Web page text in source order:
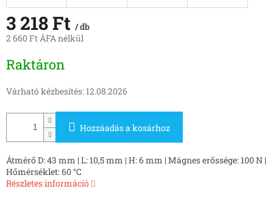
3 218 Ft / db
2 660 Ft ÁFA nélkül
Raktáron
Várható kézbesítés: 12.08.2026
Hozzáadás a kosárhoz
Átmérő D: 43 mm | L: 10,5 mm | H: 6 mm | Mágnes erőssége: 100 N |
Hőmérséklet: 60 °C
Részletes információ